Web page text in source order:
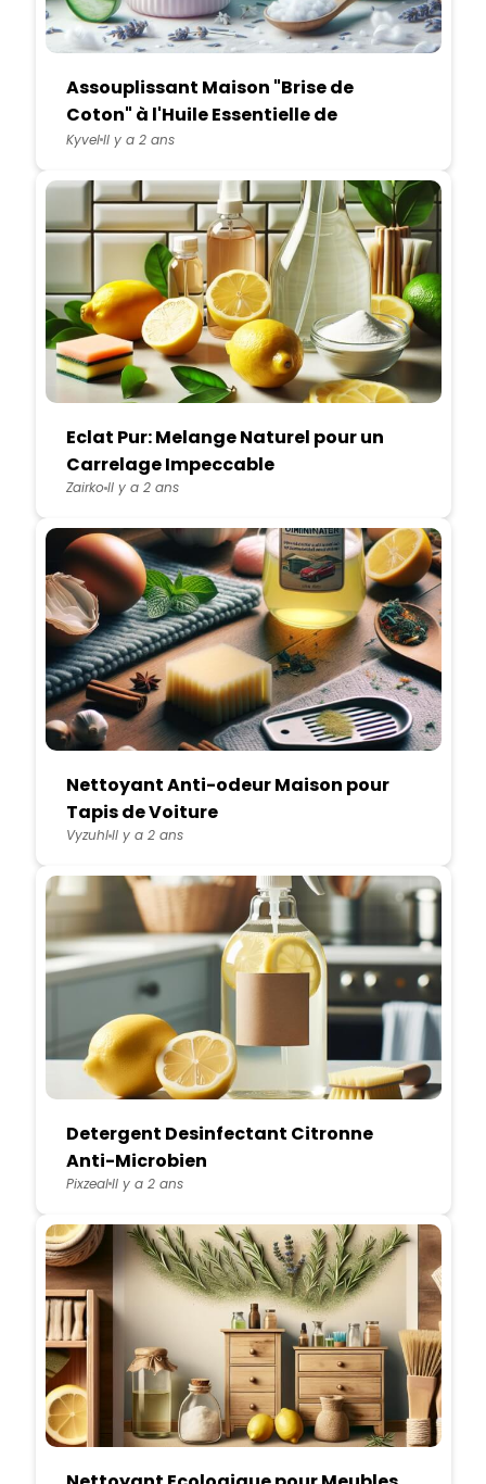
Assouplissant Maison "Brise de
Coton" à l'Huile Essentielle de
Lavande et Aloe Vera
KyvelIl y a 2 ans
Eclat Pur: Melange Naturel pour un
Carrelage Impeccable
ZairkoIl y a 2 ans
Nettoyant Anti-odeur Maison pour
Tapis de Voiture
VyzuhlIl y a 2 ans
Detergent Desinfectant Citronne
Anti-Microbien
PixzealIl y a 2 ans